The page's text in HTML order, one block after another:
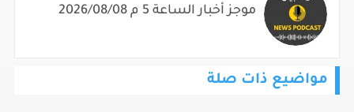
موجز أخبار الساعة 5 م 2026/08/08
مواضيع ذات صلة